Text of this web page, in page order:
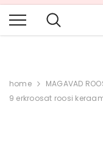
KIIRE TARNE I
home MAGAVAD
9 erkroosat roosi